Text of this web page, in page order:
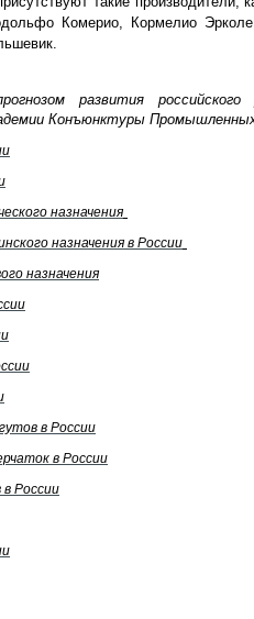
Комерио, Кормелио
развития
Конъюнктуры
назначения
назначения в России
назначения
в России
в России
России